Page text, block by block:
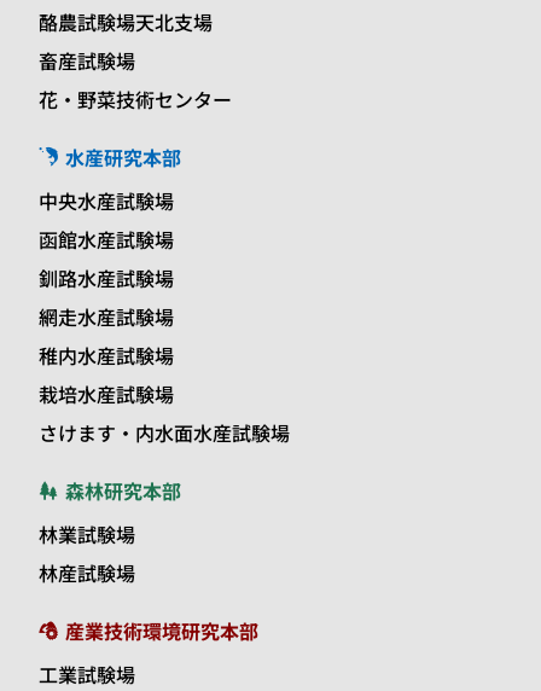
酪農試験場天北支場
畜産試験場
花・野菜技術センター
水産研究本部
中央水産試験場
函館水産試験場
釧路水産試験場
網走水産試験場
稚内水産試験場
栽培水産試験場
さけます・内水面水産試験場
森林研究本部
林業試験場
林産試験場
産業技術環境研究本部
工業試験場